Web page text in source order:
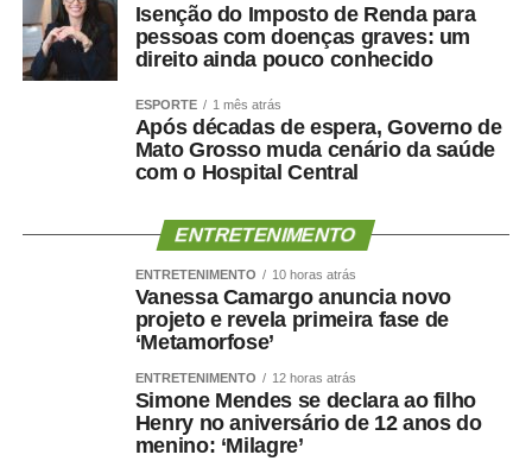
Isenção do Imposto de Renda para
pessoas com doenças graves: um
direito ainda pouco conhecido
ESPORTE 1 mês atrás
Após décadas de espera, Governo de
Mato Grosso muda cenário da saúde
com o Hospital Central
ENTRETENIMENTO
ENTRETENIMENTO 10 horas atrás
Vanessa Camargo anuncia novo
projeto e revela primeira fase de
‘Metamorfose’
ENTRETENIMENTO 12 horas atrás
Simone Mendes se declara ao filho
Henry no aniversário de 12 anos do
menino: ‘Milagre’